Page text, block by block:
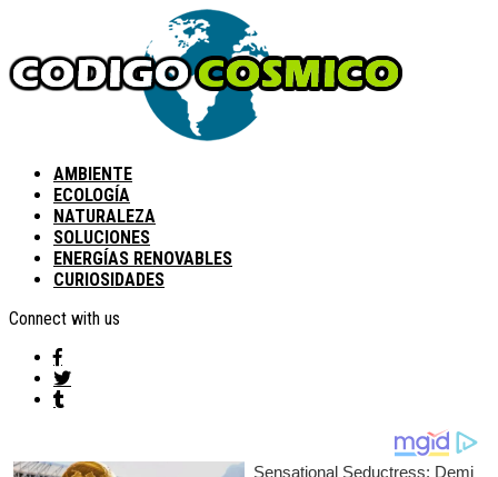
AMBIENTE
ECOLOGÍA
NATURALEZA
SOLUCIONES
ENERGÍAS RENOVABLES
CURIOSIDADES
Connect with us